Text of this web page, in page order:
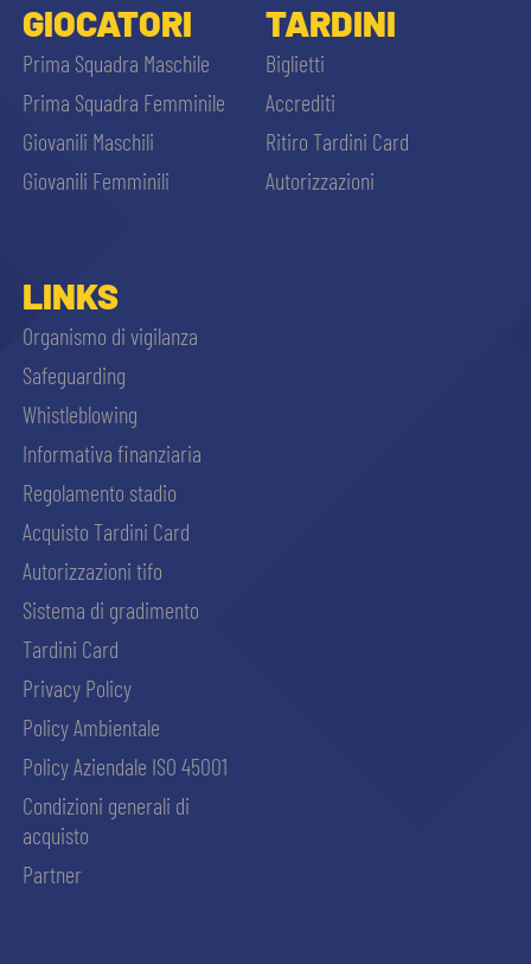
GIOCATORI
Prima Squadra Maschile
Prima Squadra Femminile
Giovanili Maschili
Giovanili Femminili
TARDINI
Biglietti
Accrediti
Ritiro Tardini Card
Autorizzazioni
LINKS
Organismo di vigilanza
Safeguarding
Whistleblowing
Informativa finanziaria
Regolamento stadio
Acquisto Tardini Card
Autorizzazioni tifo
Sistema di gradimento
Tardini Card
Privacy Policy
Policy Ambientale
Policy Aziendale ISO 45001
Condizioni generali di
acquisto
Partner